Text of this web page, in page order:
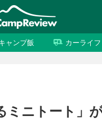
ャンプ飯 カーライフ
ミニトート」